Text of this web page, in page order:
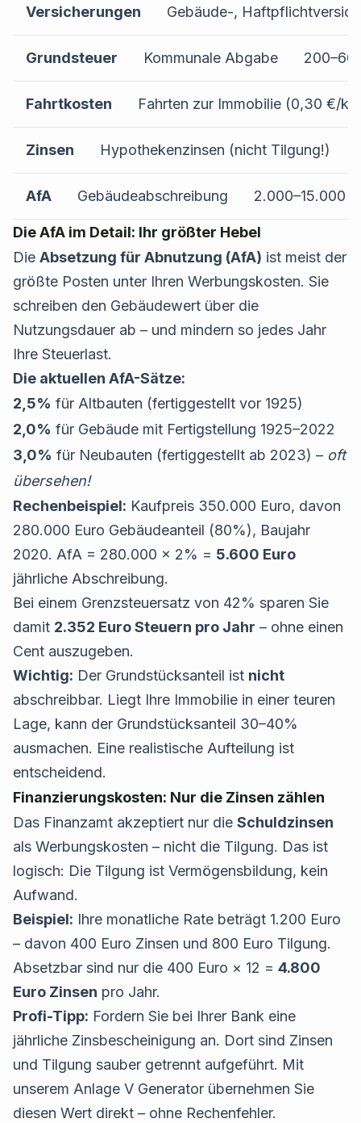
Versicherungen Gebäude-,
Grundsteuer Kommunale Abgabe
Fahrtkosten Fahrten zur Immobilie (0,30 €/
Zinsen Hypothekenzinsen (nicht Tilgung!)
AfA Gebäudeabschreibung 2.000–15.000
Die AfA im Detail: Ihr größter Hebel
Die Absetzung für Abnutzung (AfA) ist meist der
größte Posten unter Ihren Werbungskosten. Sie
schreiben den Gebäudewert über die
Nutzungsdauer ab – und mindern so jedes Jahr
Ihre Steuerlast.
Die aktuellen AfA-Sätze:
2,5% für Altbauten (fertiggestellt vor 1925)
2,0% für Gebäude mit Fertigstellung 1925–2022
3,0% für Neubauten (fertiggestellt ab 2023) – oft
übersehen!
Rechenbeispiel: Kaufpreis 350.000 Euro, davon
280.000 Euro Gebäudeanteil (80%), Baujahr
2020. AfA = 280.000 × 2% = 5.600 Euro
jährliche Abschreibung.
Bei einem Grenzsteuersatz von 42% sparen Sie
damit 2.352 Euro Steuern pro Jahr – ohne einen
Cent auszugeben.
Wichtig: Der Grundstücksanteil ist nicht
abschreibbar. Liegt Ihre Immobilie in einer teuren
Lage, kann der Grundstücksanteil 30–40%
ausmachen. Eine realistische Aufteilung ist
entscheidend.
Finanzierungskosten: Nur die Zinsen zählen
Das Finanzamt akzeptiert nur die Schuldzinsen
als Werbungskosten – nicht die Tilgung. Das ist
logisch: Die Tilgung ist Vermögensbildung, kein
Aufwand.
Beispiel: Ihre monatliche Rate beträgt 1.200 Euro
– davon 400 Euro Zinsen und 800 Euro Tilgung.
Absetzbar sind nur die 400 Euro × 12 = 4.800
Euro Zinsen pro Jahr.
Profi-Tipp: Fordern Sie bei Ihrer Bank eine
jährliche Zinsbescheinigung an. Dort sind Zinsen
und Tilgung sauber getrennt aufgeführt. Mit
unserem Anlage V Generator übernehmen Sie
diesen Wert direkt – ohne Rechenfehler.